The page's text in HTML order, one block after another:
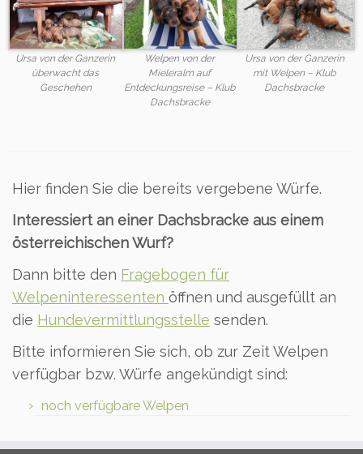
Ursa von der Ganzerin
überwacht das
Geschehen
Welpen von der
Mieleralm auf
Entdeckungsreise – Klub
Dachsbracke
Ursa von der Ganzerin
mit Welpen – Klub
Dachsbracke
Hier finden Sie die bereits vergebene Würfe.
Interessiert an einer Dachsbracke aus einem
österreichischen Wurf?
Dann bitte den Fragebogen für
Welpeninteressenten öffnen und ausgefüllt an
die Hundevermittlungsstelle senden.
Bitte informieren Sie sich, ob zur Zeit Welpen
verfügbar bzw. Würfe angekündigt sind:
noch verfügbare Welpen